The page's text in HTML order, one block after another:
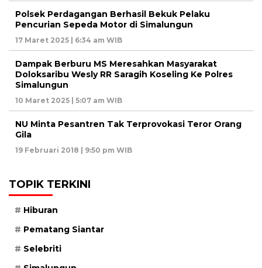
Polsek Perdagangan Berhasil Bekuk Pelaku
Pencurian Sepeda Motor di Simalungun
17 Maret 2025 | 6:34 am WIB
Dampak Berburu MS Meresahkan Masyarakat
Doloksaribu Wesly RR Saragih Koseling Ke Polres
Simalungun
10 Maret 2025 | 5:07 am WIB
NU Minta Pesantren Tak Terprovokasi Teror Orang
Gila
19 Februari 2018 | 9:50 pm WIB
TOPIK TERKINI
Hiburan
Pematang Siantar
Selebriti